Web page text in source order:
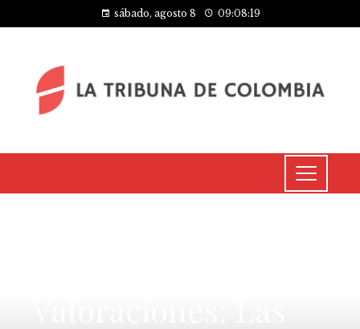
sábado, agosto 8 09:08:20